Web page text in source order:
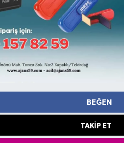
BEĞEN
TAKIP ET